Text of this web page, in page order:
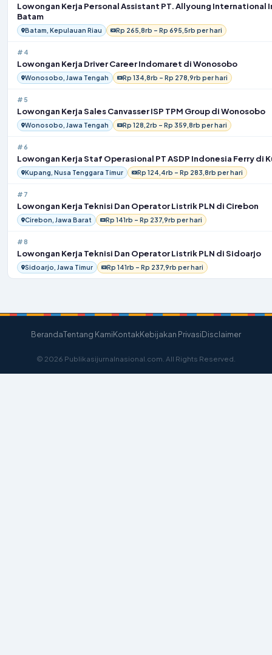
Lowongan Kerja Personal Assistant PT. Allyoung International
Batam
Batam, Kepulauan Riau Rp 265,8rb – Rp 695,5rb per hari
#4
Lowongan Kerja Driver Career Indomaret di Wonosobo
Wonosobo, Jawa Tengah Rp 134,8rb – Rp 278,9rb per hari
#5
Lowongan Kerja Sales Canvasser ISP TPM Group di Wonosobo
Wonosobo, Jawa Tengah Rp 128,2rb – Rp 359,8rb per hari
#6
Lowongan Kerja Staf Operasional PT ASDP Indonesia Ferry di
Kupang, Nusa Tenggara Timur Rp 124,4rb – Rp 283,8rb per hari
#7
Lowongan Kerja Teknisi Dan Operator Listrik PLN di Cirebon
Cirebon, Jawa Barat Rp 141rb – Rp 237,9rb per hari
#8
Lowongan Kerja Teknisi Dan Operator Listrik PLN di Sidoarjo
Sidoarjo, Jawa Timur Rp 141rb – Rp 237,9rb per hari
BerandaTentang KamiKontakKebijakan PrivasiDisclaimer
© 2026 Publikasijurnalnasional.com. All Rights Reserved.